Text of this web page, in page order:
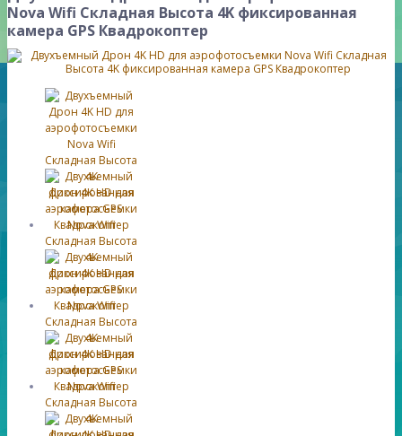
Nova Wifi Складная Высота 4K фиксированная
камера GPS Квадрокоптер